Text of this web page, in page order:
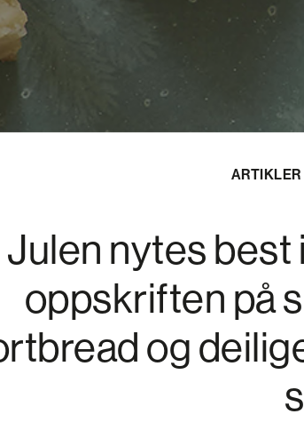
ARTIKLER
Julen nytes best
oppskriften på
og